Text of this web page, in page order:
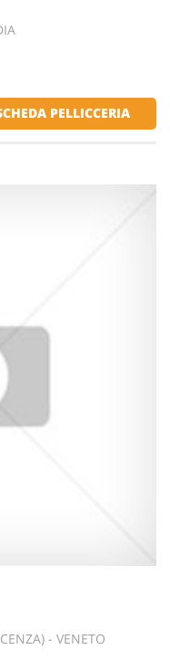
PELLICCERIA
- VENETO